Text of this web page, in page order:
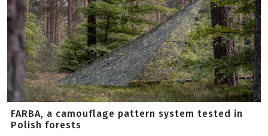
FARBA, a camouflage pattern system tested in
Polish forests